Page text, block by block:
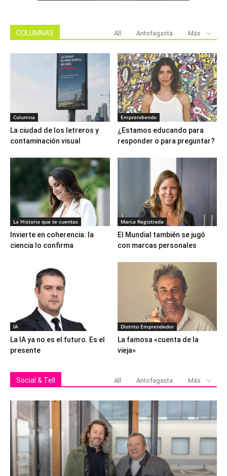
COLUMNAS All Antofagasta Más
Columna
La ciudad de los letreros y
contaminación visual
Emprendiendo
¿Estamos educando para
responder o para preguntar?
La Historia que te cuentas
Invierte en coherencia: la
ciencia lo confirma
Marca Registrada
El Mundial también se jugó
con marcas personales
IA
La IA ya no es el futuro. Es el
presente
Distrito Emprendedor
La famosa «cuenta de la
vieja»
Social & Tell All Antofagasta Más